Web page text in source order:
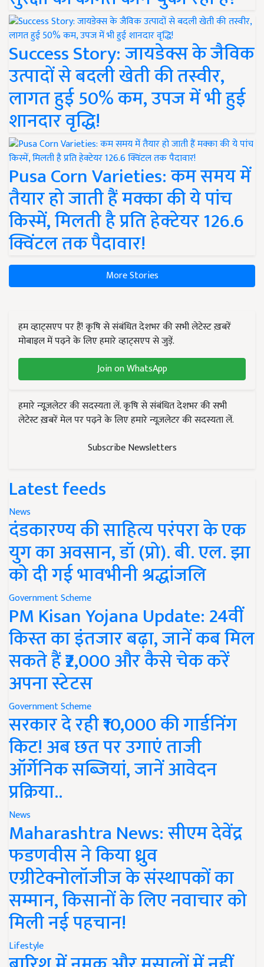
Success Story: जायडेक्स के जैविक
उत्पादों से बदली खेती की तस्वीर,
लागत हुई 50% कम, उपज में भी हुई
शानदार वृद्धि!
Pusa Corn Varieties: कम समय में
तैयार हो जाती हैं मक्का की ये पांच
किस्में, मिलती है प्रति हेक्टेयर 126.6
क्विंटल तक पैदावार!
More Stories
हम व्हाट्सएप पर हैं! कृषि से संबंधित देशभर की सभी लेटेस्ट ख़बरें
मोबाइल में पढ़ने के लिए हमारे व्हाट्सएप से जुड़ें.
Join on WhatsApp
हमारे न्यूज़लेटर की सदस्यता लें. कृषि से संबंधित देशभर की सभी
लेटेस्ट ख़बरें मेल पर पढ़ने के लिए हमारे न्यूज़लेटर की सदस्यता लें.
Subscribe Newsletters
Latest feeds
News
दंडकारण्य की साहित्य परंपरा के एक
युग का अवसान, डॉ (प्रो). बी. एल. झा
को दी गई भावभीनी श्रद्धांजलि
Government Scheme
PM Kisan Yojana Update: 24वीं
किस्त का इंतजार बढ़ा, जानें कब मिल
सकते हैं ₹2,000 और कैसे चेक करें
अपना स्टेटस
Government Scheme
सरकार दे रही ₹10,000 की गार्डनिंग
किट! अब छत पर उगाएं ताजी
ऑर्गेनिक सब्जियां, जानें आवेदन
प्रक्रिया..
News
Maharashtra News: सीएम देवेंद्र
फडणवीस ने किया ध्रुव
एग्रीटेक्नोलॉजीज के संस्थापकों का
सम्मान, किसानों के लिए नवाचार को
मिली नई पहचान!
Lifestyle